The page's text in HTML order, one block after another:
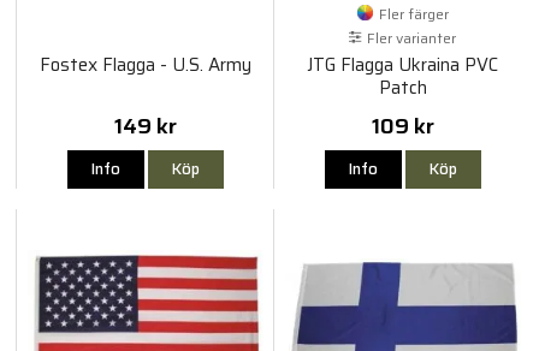
Fostex Flagga - U.S. Army
149 kr
Info Köp
Fler färger
Fler varianter
JTG Flagga Ukraina PVC
Patch
109 kr
Info Köp